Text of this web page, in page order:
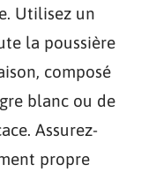
Utilisez un
la poussière
composé
blanc ou de
Assurez-
propre